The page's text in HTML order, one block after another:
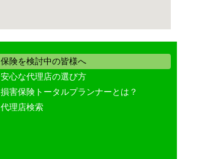
保険を検討中の皆様へ
安心な代理店の選び方
損害保険トータルプランナーとは？
代理店検索